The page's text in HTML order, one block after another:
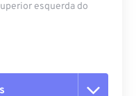
esquerda do